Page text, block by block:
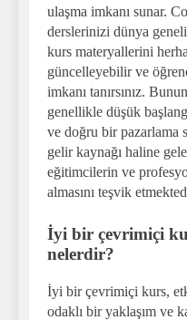
ulaşma imkanı sunar.
derslerinizi dünya
kurs materyallerini
güncelleyebilir ve
imkanı tanırsınız.
genellikle düşük
ve doğru bir pazarlama
gelir kaynağı haline
eğitimcilerin ve
almasını teşvik
İyi bir çevrimiçi
nelerdir?
İyi bir çevrimiçi kurs,
odaklı bir yaklaşım ve